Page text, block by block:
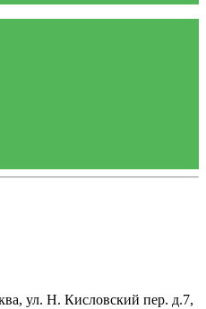
ул. Н. Кисловский пер. д.7,